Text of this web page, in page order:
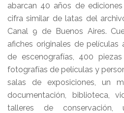
abarcan 40 años de
cifra similar de latas del
Canal 9 de Buenos Aires.
afiches originales de películas
de escenografías, 400
fotografías de películas y
salas de exposiciones, un
documentación, biblioteca,
talleres de conservación,